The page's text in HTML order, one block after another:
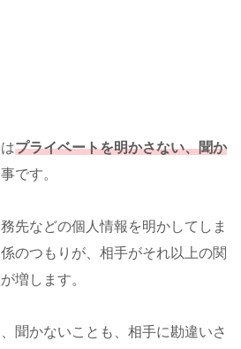
プライベートを明かさない、聞か
です。
先などの個人情報を明かしてしま
のつもりが、相手がそれ以上の関
増します。
聞かないことも、相手に勘違いさ